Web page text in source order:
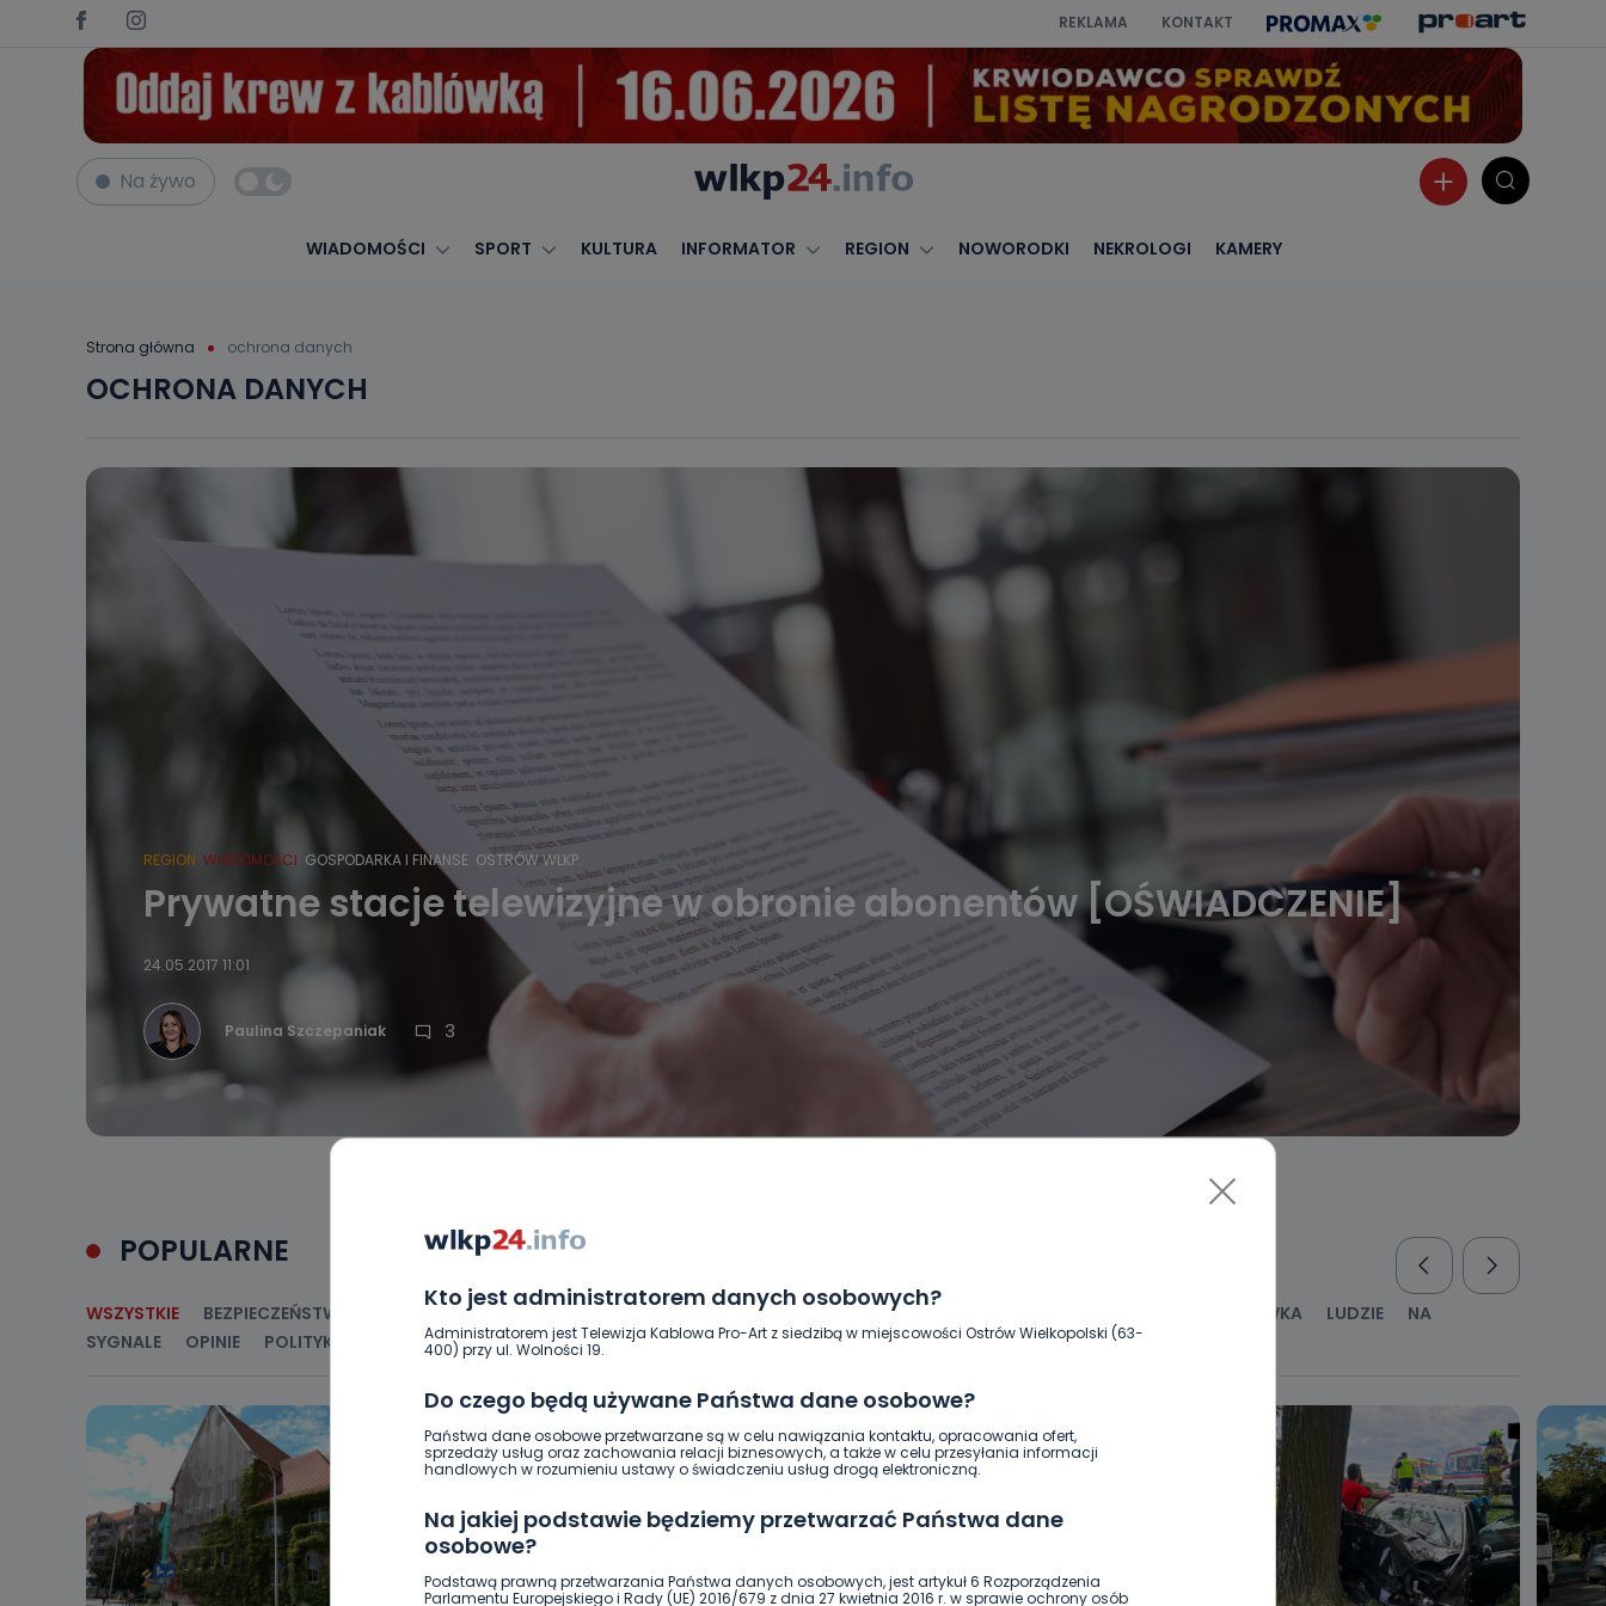
REKLAMA KONTAKT
Na żywo
WIADOMOŚCI SPORT KULTURA INFORMATOR REGION NOWORODKI NEKROLOGI KAMERY
Strona główna ochrona danych
Kto jest administratorem danych osobowych?
Administratorem jest Telewizja Kablowa Pro-Art z siedzibą w miejscowości Ostrów Wielkopolski (63-
400) przy ul. Wolności 19.
Do czego będą używane Państwa dane osobowe?
Państwa dane osobowe przetwarzane są w celu nawiązania kontaktu, opracowania ofert,
sprzedaży usług oraz zachowania relacji biznesowych, a także w celu przesyłania informacji
handlowych w rozumieniu ustawy o świadczeniu usług drogą elektroniczną.
Na jakiej podstawie będziemy przetwarzać Państwa dane
osobowe?
Podstawą prawną przetwarzania Państwa danych osobowych, jest artykuł 6 Rozporządzenia
Parlamentu Europejskiego i Rady (UE) 2016/679 z dnia 27 kwietnia 2016 r. w sprawie ochrony osób
OCHRONA DANYCH
REGION WIADOMOŚCI GOSPODARKA I FINANSE OSTRÓW WLKP.
Prywatne stacje telewizyjne w obronie abonentów [OŚWIADCZENIE]
24.05.2017 11:01
Paulina Szczepaniak 3
POPULARNE
WSZYSTKIE BEZPIECZEŃSTWO CIEKAWOSTKI GOSPODARKA I FINANSE HISTORIA KULTURA I ROZRYWKA LUDZIE
NA
SYGNALE
OPINIE POLITYKA RELIGIA SAMORZĄD ŚRODOWISKO WASZE INFO WSZYSTKICH ŚWIĘTYCH WYWIADY